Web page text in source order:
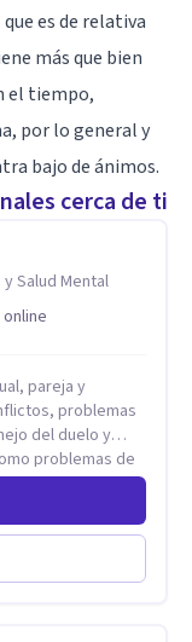
es de relativa
más que bien
el tiempo,
por lo general y
bajo de ánimos.
cerca de ti
Salud Mental
pareja y
problemas
del duelo y
problemas de
personas
es vital para la